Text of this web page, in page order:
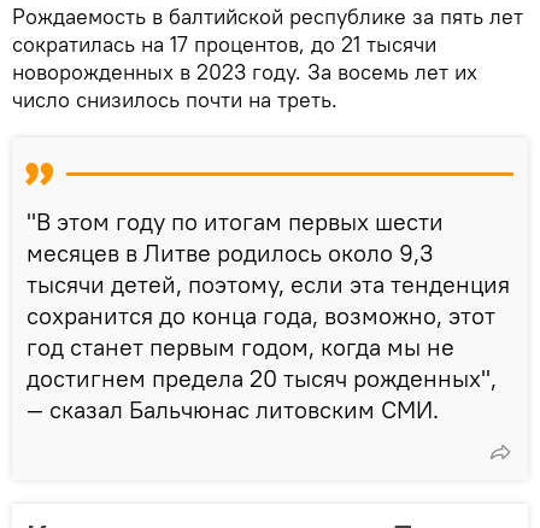
Рождаемость в балтийской республике за пять лет
сократилась на 17 процентов, до 21 тысячи
новорожденных в 2023 году. За восемь лет их
число снизилось почти на треть.
"В этом году по итогам первых шести
месяцев в Литве родилось около 9,3
тысячи детей, поэтому, если эта тенденция
сохранится до конца года, возможно, этот
год станет первым годом, когда мы не
достигнем предела 20 тысяч рожденных",
— сказал Бальчюнас литовским СМИ.